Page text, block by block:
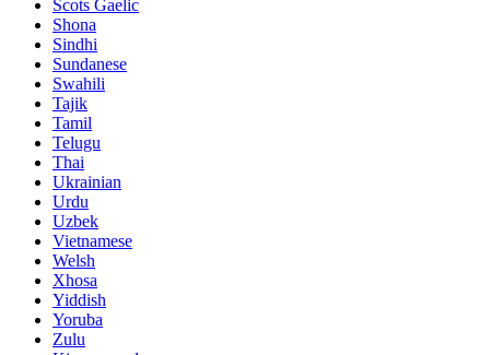
Scots Gaelic
Shona
Sindhi
Sundanese
Swahili
Tajik
Tamil
Telugu
Thai
Ukrainian
Urdu
Uzbek
Vietnamese
Welsh
Xhosa
Yiddish
Yoruba
Zulu